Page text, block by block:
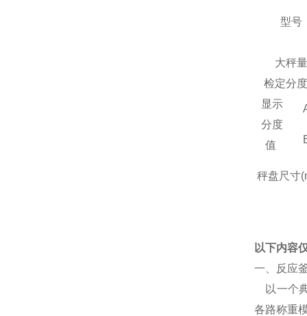
型号
大秤量
检定分
显示
分度
值
秤盘尺寸
以下内容
一、反应
以一个
各路称重